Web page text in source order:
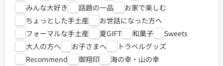
みんな大好き
話題の一品
お家で楽しむ
ちょっとした手土産
お世話になった方へ
フォーマルな手土産
夏GIFT 和菓子
Sweets
大人の方へ
お子さまへ
トラベルグッズ
Recommend
御翔印 海の幸・山の幸